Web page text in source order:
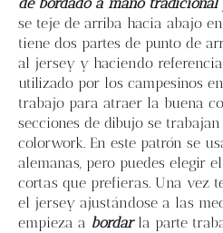
Contacto
Carrito
Mi
se teje de arriba hacia abajo
tiene dos partes de punto de
al jersey y haciendo
utilizado por los campesinos
trabajo para atraer la buena
secciones de dibujo se
colorwork. En este patrón se
alemanas, pero puedes elegir
cortas que prefieras. Una vez
el jersey ajustándose a las
empieza a bordarla parte